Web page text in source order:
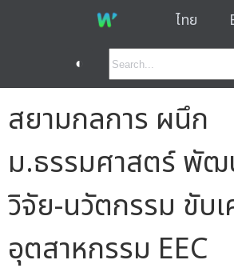
ไทย
◐
สยามกลการ ผนึก
ม.ธรรมศาสตร์ พั
วิจัย-นวัตกรรม ขับ
อุตสาหกรรม EEC